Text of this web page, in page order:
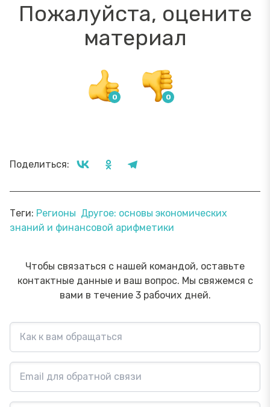
Пожалуйста, оцените
материал
Поделиться:
Теги: Регионы Другое: основы экономических
знаний и финансовой арифметики
Чтобы связаться с нашей командой, оставьте
контактные данные и ваш вопрос. Мы свяжемся с
вами в течение 3 рабочих дней.